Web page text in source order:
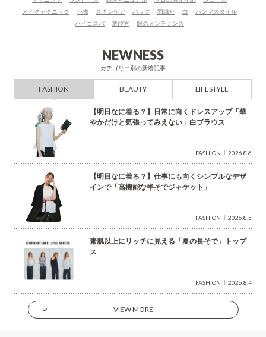
ド
で
メイクテクニック
小物 スキンケア バッグ 羽織り 白
パンツスタイル
ハイコスパ
選び方 服のメンテナンス
NEWNESS
カテゴリー別の新着記事
FASHION BEAUTY LIFESTYLE
【明日なに着る？】日常に向くドレスアップ「華
やかだけと気張ってみえない」白ブラウス
FASHION 2026.8.6
【明日なに着る？】仕事にも向くシンプルなデザ
インで「高機能な半そでジャケット」
FASHION 2026.8.5
素肌以上にリッチに見える「夏の長そで」トップ
ス
FASHION 2026.8.4
VIEW MORE